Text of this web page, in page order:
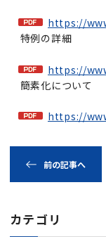
https://
特例の詳細
https://
簡素化について
https://
前の記事へ
カテゴリ